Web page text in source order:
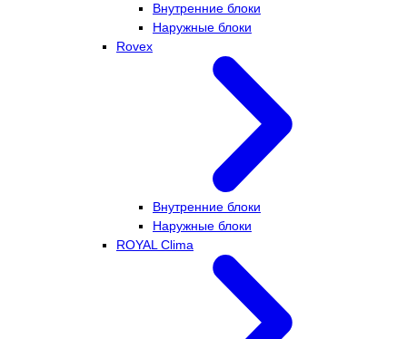
Внутренние блоки
Наружные блоки
Rovex
Внутренние блоки
Наружные блоки
ROYAL Clima